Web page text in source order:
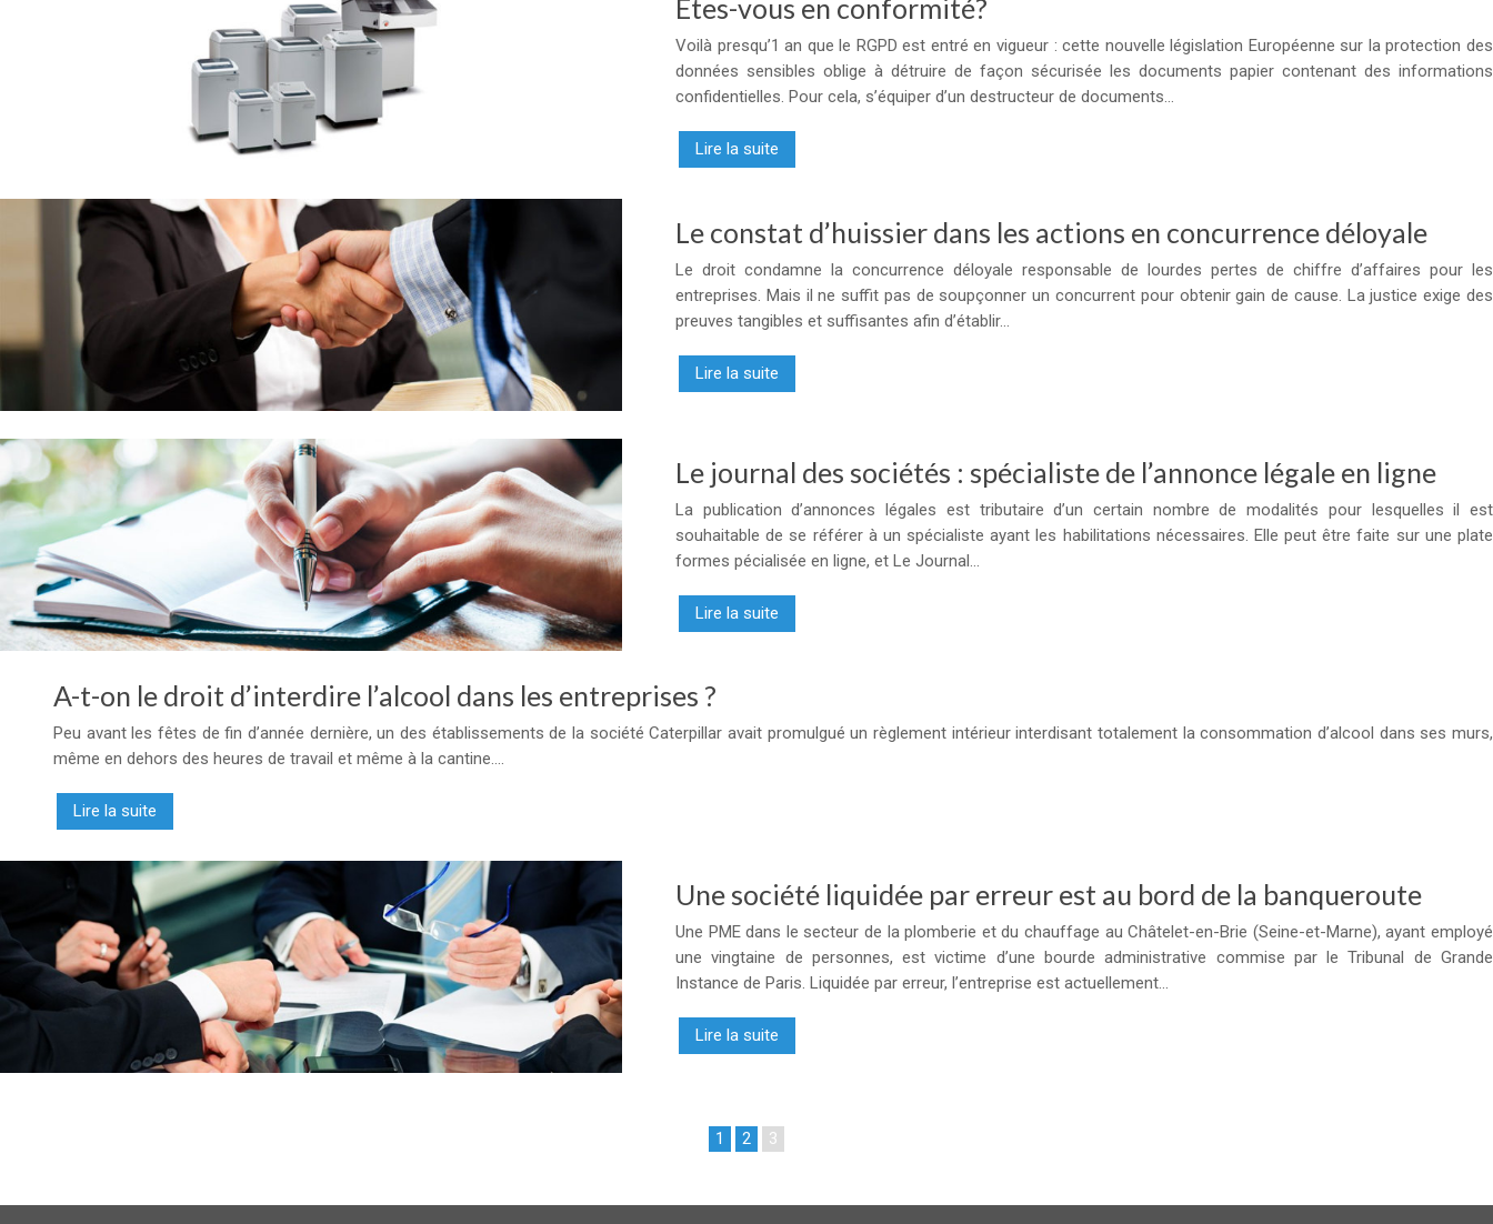
Êtes-vous en conformité?
Voilà presqu’1 an que le RGPD est entré en vigueur : cette nouvelle législation Européenne sur la protection des
données sensibles oblige à détruire de façon sécurisée les documents papier contenant des informations
confidentielles. Pour cela, s’équiper d’un destructeur de documents…
Lire la suite
Le constat d’huissier dans les actions en concurrence déloyale
Le droit condamne la concurrence déloyale responsable de lourdes pertes de chiffre d’affaires pour les
entreprises. Mais il ne suffit pas de soupçonner un concurrent pour obtenir gain de cause. La justice exige des
preuves tangibles et suffisantes afin d’établir…
Lire la suite
Le journal des sociétés : spécialiste de l’annonce légale en ligne
La publication d’annonces légales est tributaire d’un certain nombre de modalités pour lesquelles il est
souhaitable de se référer à un spécialiste ayant les habilitations nécessaires. Elle peut être faite sur une plate
formes pécialisée en ligne, et Le Journal…
Lire la suite
A-t-on le droit d’interdire l’alcool dans les entreprises ?
Peu avant les fêtes de fin d’année dernière, un des établissements de la société Caterpillar avait promulgué un règlement intérieur interdisant totalement la consommation d’alcool dans ses murs,
même en dehors des heures de travail et même à la cantine….
Lire la suite
Une société liquidée par erreur est au bord de la banqueroute
Une PME dans le secteur de la plomberie et du chauffage au Châtelet-en-Brie (Seine-et-Marne), ayant employé
une vingtaine de personnes, est victime d’une bourde administrative commise par le Tribunal de Grande
Instance de Paris. Liquidée par erreur, l’entreprise est actuellement…
Lire la suite
1 2 3